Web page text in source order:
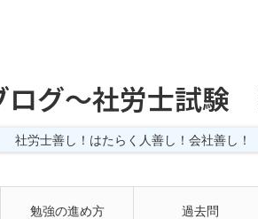
ログ〜社労士試験
社労士善し！はたらく人善し！会社善し！
勉強の進め方 過去問